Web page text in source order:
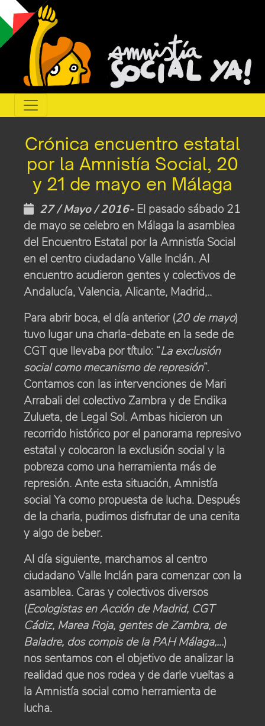
Crónica encuentro estatal
por la Amnistía Social, 20
y 21 de mayo en Málaga
27 / Mayo / 2016-El pasado sábado 21
de mayo se celebro en Málaga la asamblea
del Encuentro Estatal por la Amnistía Social
en el centro ciudadano Valle Inclán. Al
encuentro acudieron gentes y colectivos de
Andalucía, Valencia, Alicante, Madrid,..
Para abrir boca, el día anterior (20 de mayo)
tuvo lugar una charla-debate en la sede de
CGT que llevaba por título: “La exclusión
social como mecanismo de represión”.
Contamos con las intervenciones de Mari
Arrabali del colectivo Zambra y de Endika
Zulueta, de Legal Sol. Ambas hicieron un
recorrido histórico por el panorama represivo
estatal y colocaron la exclusión social y la
pobreza como una herramienta más de
represión. Ante esta situación, Amnistía
social Ya como propuesta de lucha. Después
de la charla, pudimos disfrutar de una cenita
y algo de beber.
Al día siguiente, marchamos al centro
ciudadano Valle Inclán para comenzar con la
asamblea. Caras y colectivos diversos
(Ecologistas en Acción de Madrid, CGT
Cádiz, Marea Roja, gentes de Zambra, de
Baladre, dos compis de la PAH Málaga,...)
nos sentamos con el objetivo de analizar la
realidad que nos rodea y de darle vueltas a
la Amnistía social como herramienta de
lucha.